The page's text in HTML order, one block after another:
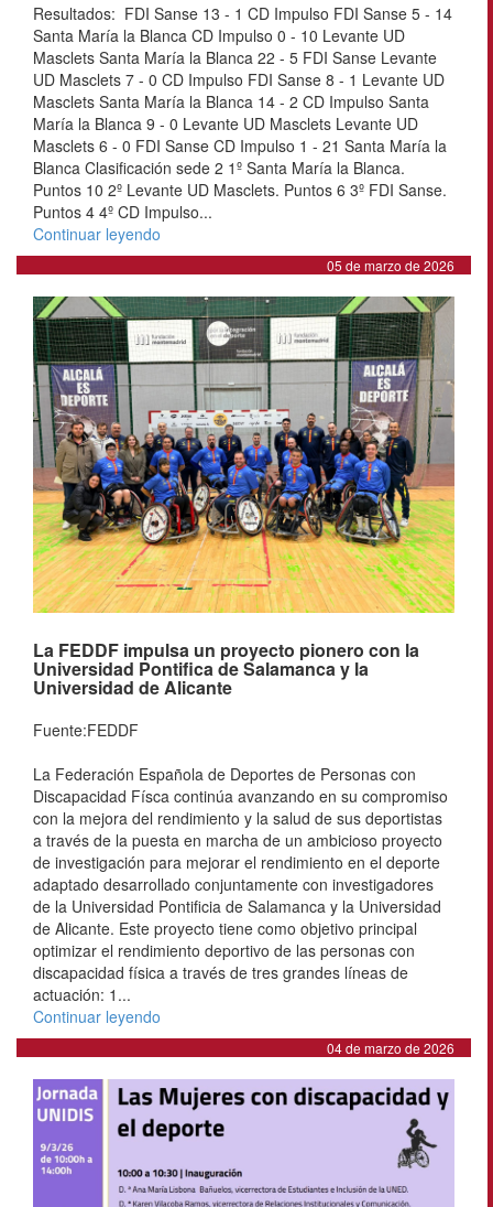
Resultados: FDI Sanse 13 - 1 CD Impulso FDI Sanse 5 - 14
Santa María la Blanca CD Impulso 0 - 10 Levante UD
Masclets Santa María la Blanca 22 - 5 FDI Sanse Levante
UD Masclets 7 - 0 CD Impulso FDI Sanse 8 - 1 Levante UD
Masclets Santa María la Blanca 14 - 2 CD Impulso Santa
María la Blanca 9 - 0 Levante UD Masclets Levante UD
Masclets 6 - 0 FDI Sanse CD Impulso 1 - 21 Santa María la
Blanca Clasificación sede 2 1º Santa María la Blanca.
Puntos 10 2º Levante UD Masclets. Puntos 6 3º FDI Sanse.
Puntos 4 4º CD Impulso...
Continuar leyendo
05 de marzo de 2026
La FEDDF impulsa un proyecto pionero con la
Universidad Pontifica de Salamanca y la
Universidad de Alicante
Fuente:FEDDF
La Federación Española de Deportes de Personas con
Discapacidad Físca continúa avanzando en su compromiso
con la mejora del rendimiento y la salud de sus deportistas
a través de la puesta en marcha de un ambicioso proyecto
de investigación para mejorar el rendimiento en el deporte
adaptado desarrollado conjuntamente con investigadores
de la Universidad Pontificia de Salamanca y la Universidad
de Alicante. Este proyecto tiene como objetivo principal
optimizar el rendimiento deportivo de las personas con
discapacidad física a través de tres grandes líneas de
actuación: 1...
Continuar leyendo
04 de marzo de 2026